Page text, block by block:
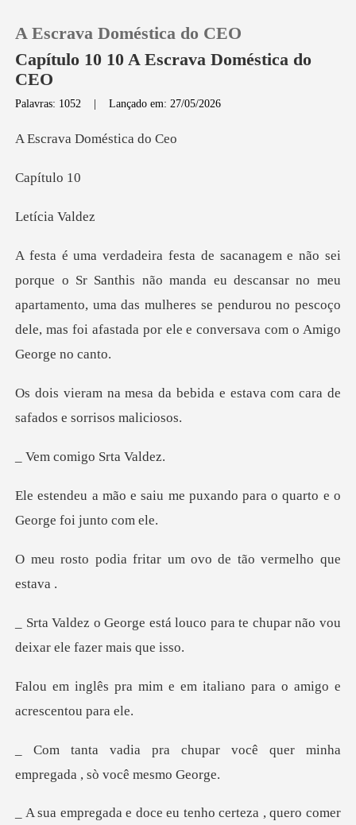
Histórico
Sair
Baixar App
A Escrava Doméstica do CEO
Capítulo 10 10 A Escrava Doméstica do
CEO
Palavras: 1052 |Lançado em: 27/05/2026
a Domést
pítu
tícia
o manda eu descansar no meu
apartamento, uma das mulheres se pendurou no pes
ebida e estava com cara de
migo Srta
me puxando para o quarto e
ritar um ovo de tão
louco para te chupar não vou
e em italiano para o amig
par você quer minha
empreg
certeza , quero comer